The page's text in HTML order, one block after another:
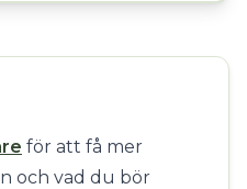
för att få mer
och vad du bör